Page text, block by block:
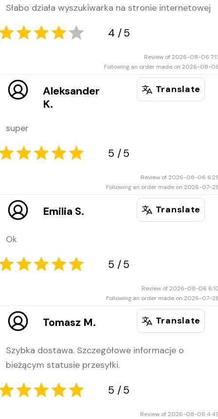
Słabo działa wyszukiwarka na stronie internetowej
4 5
Review of 2026-08-06
Following an order made on 2026-08-
Aleksander
K.
Translate
super
5
Review of 2026-08-06
Following an order made on 2026-07-
Emilia S. Translate
Ok
Review of 2026-08-06
Following an order made on 2026-07-
Tomasz M. Translate
Szybka dostawa. Szczegółowe informacje o
bieżącym statusie przesyłki.
Review of 2026-08-06